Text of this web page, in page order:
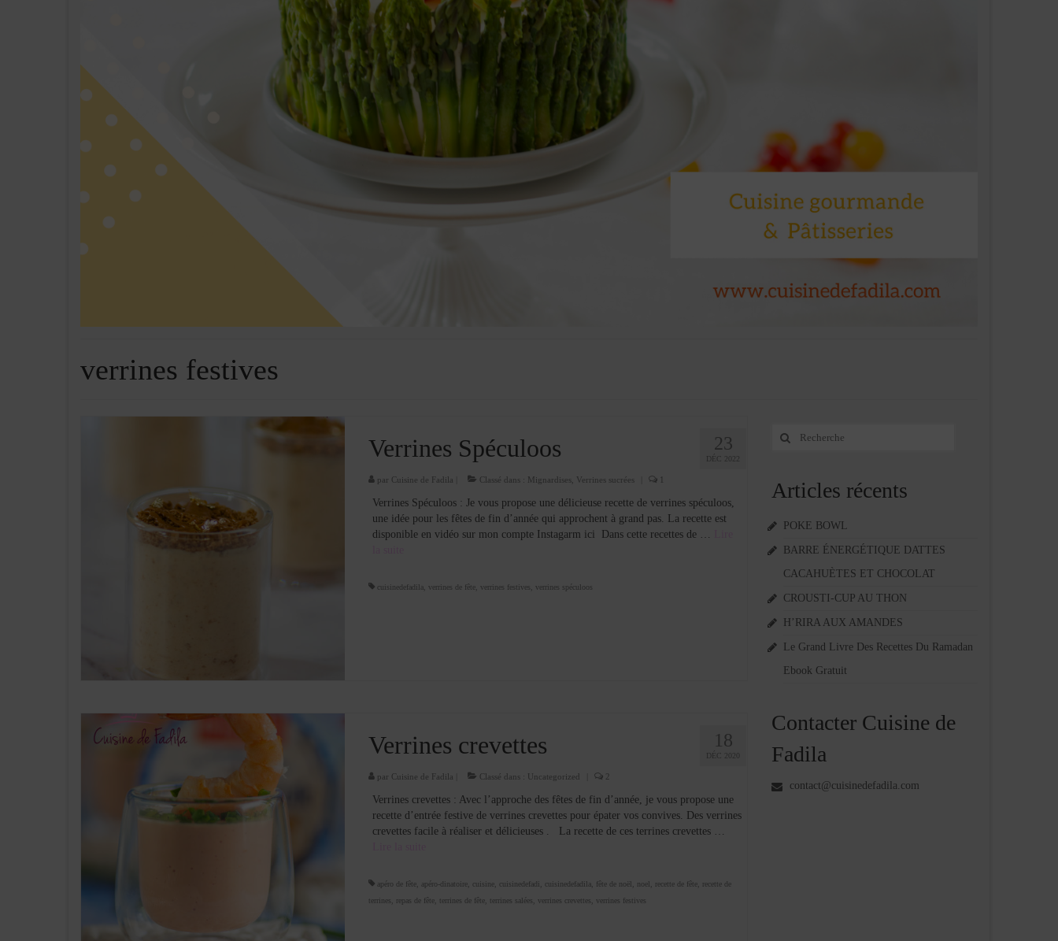
verrines festives
23
DÉC 2022
Verrines Spéculoos
par Cuisine de Fadila Classé dans : Mignardises, Verrines sucrées 1
Verrines Spéculoos : Je vous propose une délicieuse recette de verrines spéculoos,
une idée pour les fêtes de fin d’année qui approchent à grand pas. La recette est
disponible en vidéo sur mon compte Instagarm ici Dans cette recettes de …
cuisinedefadila, verrines de fête, verrines festives, verrines spéculoos
18
DÉC 2020
Verrines crevettes
par Cuisine de Fadila Classé dans : Uncategorized 2
Verrines crevettes : Avec l’approche des fêtes de fin d’année, je vous propose une
recette d’entrée festive de verrines crevettes pour épater vos convives. Des verrines
crevettes facile à réaliser et délicieuses . La recette de ces terrines crevettes …
apéro de fête, apéro-dinatoire, cuisine, cuisinedefadi cuisinedefadila, fête de noël noel recette de fête,
recette de
terrines
repas de fête, terrines de fête, terrines salées verrines crevettes verrines festives
Rechercher
Articles récents
POKE BOWL
BARRE ÉNERGÉTIQUE DATTES
CACAHUÈTES ET CHOCOLAT
CROUSTI-CUP AU THON
H’RIRA AUX AMANDES
Le Grand Livre Des Recettes Du Ramadan
Ebook Gratuit
Contacter Cuisine de
Fadila
contact@cuisinedefadila.com